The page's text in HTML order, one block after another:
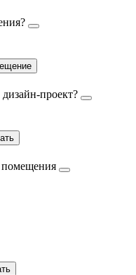
проект?